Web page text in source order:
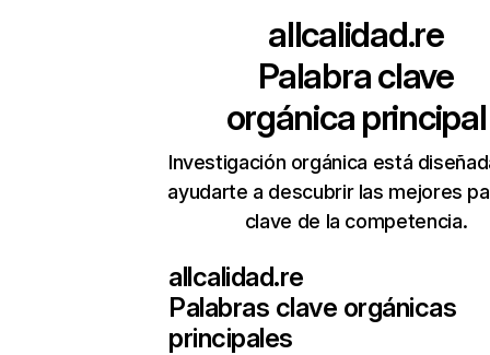
allcalidad.re
Palabra clave
orgánica principal
Investigación orgánica está
ayudarte a descubrir las mejores
clave de la competencia.
allcalidad.re
Palabras clave orgánicas
principales